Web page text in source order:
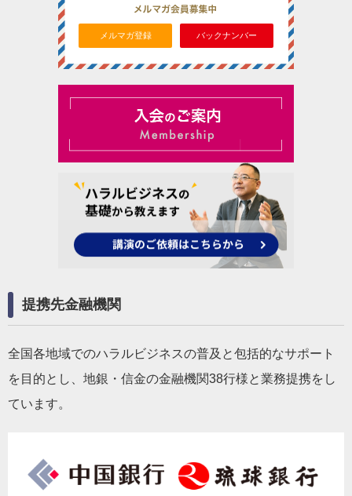
メルマガ登録 バックナンバー
提携先金融機関
全国各地域でのハラルビジネスの普及と包括的なサポート
を目的とし、地銀・信金の金融機関38行様と業務提携をし
ています。